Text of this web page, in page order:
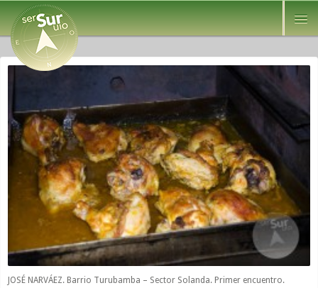
JOSÉ NARVÁEZ. Barrio Turubamba – Sector Solanda. Primer encuentro.